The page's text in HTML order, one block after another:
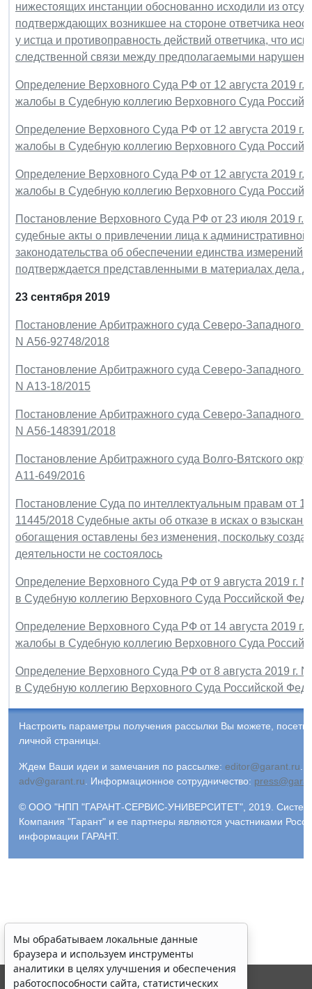
нижестоящих инстанции обоснованно исходили из
подтверждающих возникшее на стороне ответчика
у истца и противоправность действий ответчика, что
следственной связи между предполагаемыми
Определение Верховного Суда РФ от 12 августа 2019
жалобы в Судебную коллегию Верховного Суда
Определение Верховного Суда РФ от 12 августа 2019
жалобы в Судебную коллегию Верховного Суда
Определение Верховного Суда РФ от 12 августа 2019
жалобы в Судебную коллегию Верховного Суда
Постановление Верховного Суда РФ от 23 июля 2019 г.
судебные акты о привлечении лица к
законодательства об обеспечении единства
подтверждается представленными в материалах дела
23 сентября 2019
Постановление Арбитражного суда Северо-Западного
N А56-92748/2018
Постановление Арбитражного суда Северо-Западного
N А13-18/2015
Постановление Арбитражного суда Северо-Западного
N А56-148391/2018
Постановление Арбитражного суда Волго-Вятского
А11-649/2016
Постановление Суда по интеллектуальным правам от
11445/2018 Судебные акты об отказе в исках о
обогащения оставлены без изменения, поскольку
деятельности не состоялось
Определение Верховного Суда РФ от 9 августа 2019 г.
в Судебную коллегию Верховного Суда Российской
Определение Верховного Суда РФ от 14 августа 2019
жалобы в Судебную коллегию Верховного Суда
Определение Верховного Суда РФ от 8 августа 2019 г.
в Судебную коллегию Верховного Суда Российской
Настроить параметры получения рассылки Вы можете,
личной страницы.
Ждем Ваши идеи и замечания по рассылке: editor@garant.ru.
adv@garant.ru. Информационное сотрудничество:
© ООО "НПП "ГАРАНТ-СЕРВИС-УНИВЕРСИТЕТ", 2019. Система
Компания "Гарант" и ее партнеры являются участниками
информации ГАРАНТ.
Мы обрабатываем локальные данные
браузера и используем инструменты
аналитики в целях улучшения и обеспечения
работоспособности сайта, статистических